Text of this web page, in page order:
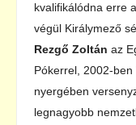
kvalifikálódna erre
végül Királymező
Rezgő Zoltán az
Pókerrel, 2002-ben
nyergében
legnagyobb